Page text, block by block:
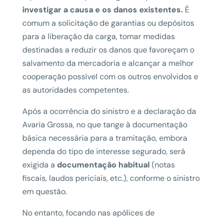
investigar a causa e os danos existentes.É
comum a solicitação de garantias ou depósitos
para a liberação da carga, tomar medidas
destinadas a reduzir os danos que favoreçam o
salvamento da mercadoria e alcançar a melhor
cooperação possível com os outros envolvidos e
as autoridades competentes.
Após a ocorrência do sinistro e a declaração da
Avaria Grossa, no que tange à documentação
básica necessária para a tramitação, embora
dependa do tipo de interesse segurado, será
exigida a documentação habitual(notas
fiscais, laudos periciais, etc.), conforme o sinistro
em questão.
No entanto, focando nas apólices de